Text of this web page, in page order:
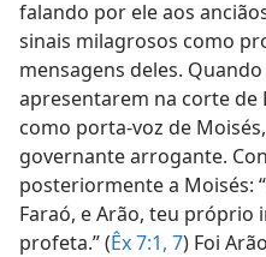
falando por ele aos
sinais milagrosos como
mensagens deles.
apresentarem na corte de
como porta-voz de
governante arrogante.
posteriormente a Moisés:
Faraó, e Arão, teu próprio
profeta.” (Êx 7:1, 7) Foi